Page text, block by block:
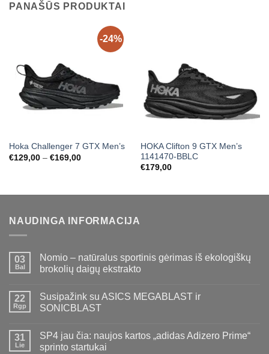
PANAŠŪS PRODUKTAI
-24%
Hoka Challenger 7 GTX Men’s
€129,00 – €169,00Price
HOKA Clifton 9 GTX Men’s
1141470-BBLC
€179,00
NAUDINGA INFORMACIJA
03
Bal
Nomio – natūralus sportinis gėrimas iš ekologiškų
brokolių daigų ekstrakto
22
Rgp
Susipažink su ASICS MEGABLAST ir
SONICBLAST
31
Lie
SP4 jau čia: naujos kartos „adidas Adizero Prime“
sprinto startukai